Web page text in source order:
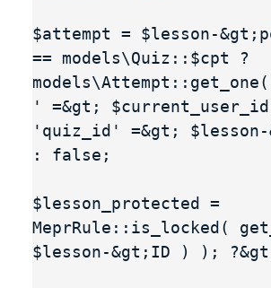
$attempt = $lesson-
== models\Quiz::$cpt ?
' =&gt;
'quiz_id' =&gt;
: false;
$lesson_protected =
MeprRule::is_locked(
$lesson-&gt;ID ) );